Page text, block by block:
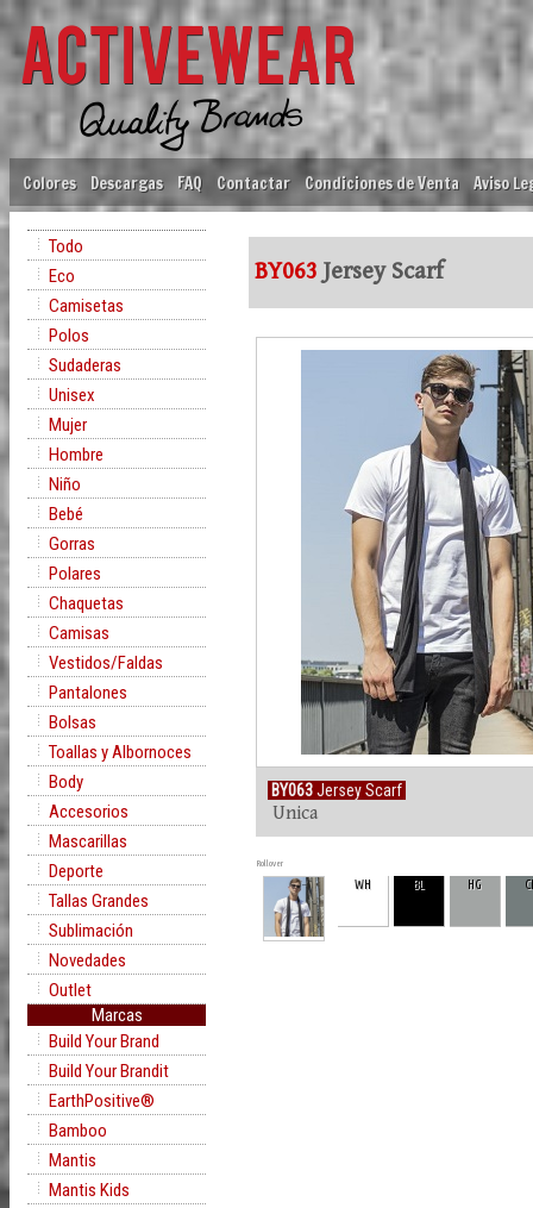
Colores Descargas FAQ Contactar Condiciones de Venta Aviso
Todo
Eco
Camisetas
Polos
Sudaderas
Unisex
Mujer
Hombre
Niño
Bebé
Gorras
Polares
Chaquetas
Camisas
Vestidos/Faldas
Pantalones
Bolsas
Toallas y Albornoces
Body
Accesorios
Mascarillas
Deporte
Tallas Grandes
Sublimación
Novedades
Outlet
Marcas
Build Your Brand
Build Your Brandit
EarthPositive®
Bamboo
Mantis
Mantis Kids
BY063 Jersey Scarf
BY063Jersey Scarf
Unica
Rollover
WH BL HG